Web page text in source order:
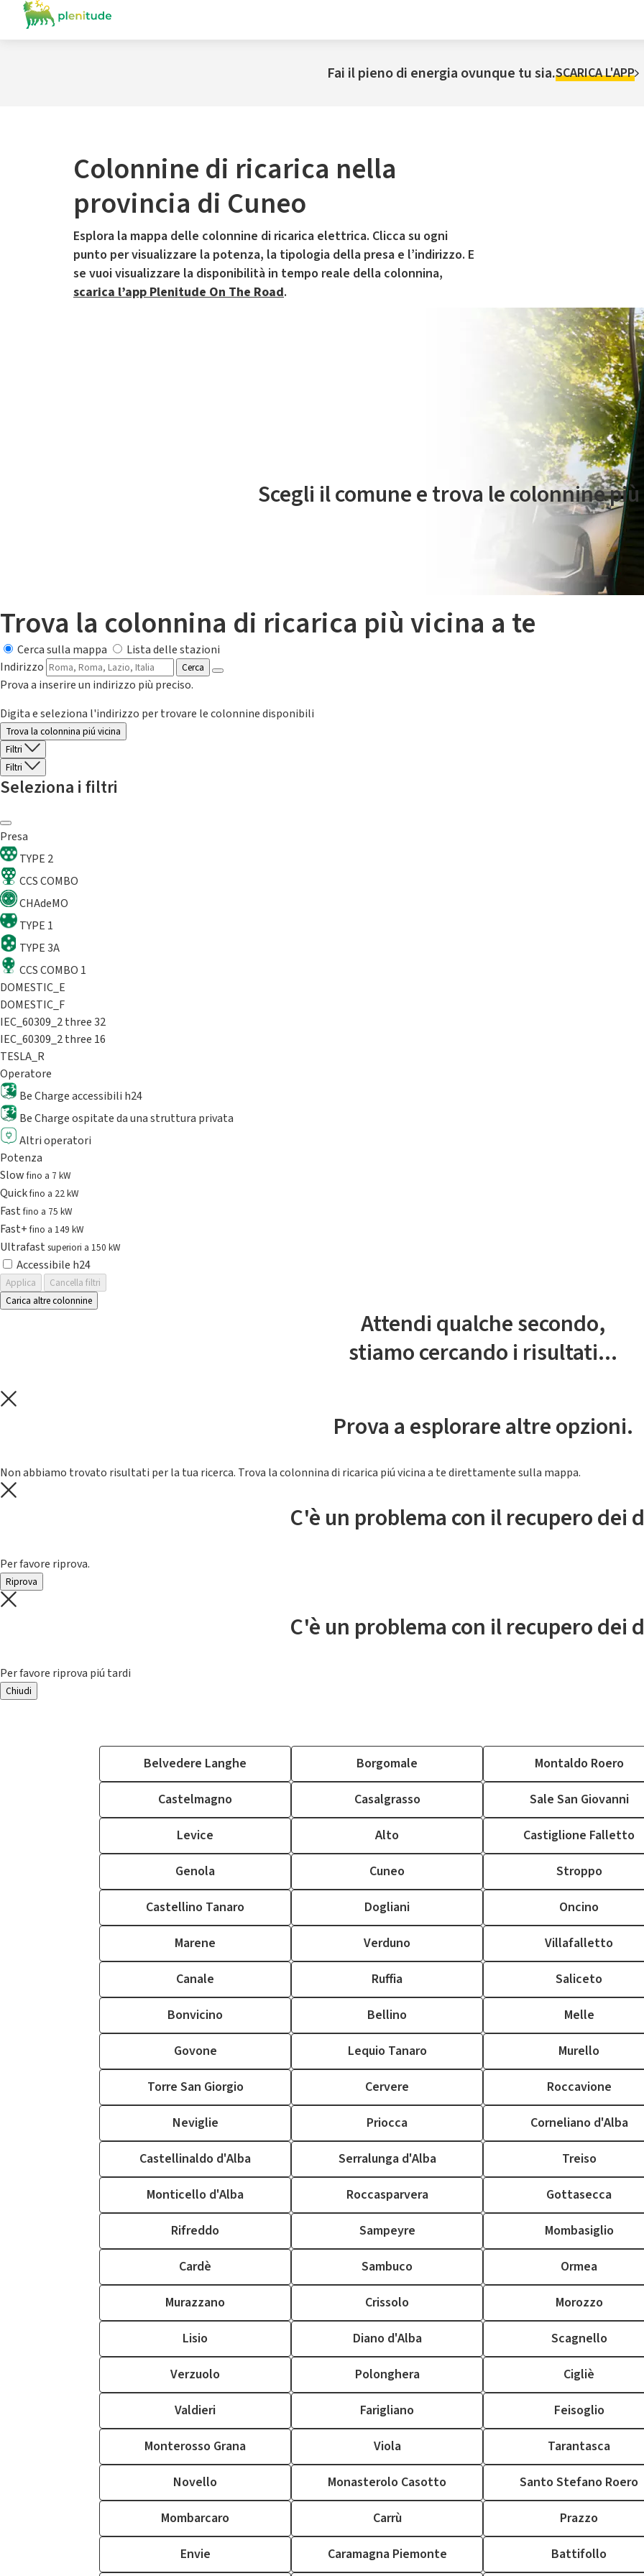
Fai il pieno di energia ovunque tu sia.SCARICA L'APP
Colonnine di ricarica nella
provincia di Cuneo
Esplora la mappa delle colonnine di ricarica elettrica. Clicca su ogni
punto per visualizzare la potenza, la tipologia della presa e l’indirizzo. E
se vuoi visualizzare la disponibilità in tempo reale della colonnina,
scarica l’app Plenitude On The Road.
Il servizio di mobilità elettrica è gestito da Plenitude On The Road
Scegli il comune e trova le colonnine
Trova la colonnina di ricarica più vicina a te
Cerca sulla mappa
Lista delle stazioni
Indirizzo
Cerca
Prova a inserire un indirizzo più preciso.
Digita e seleziona l'indirizzo per trovare le colonnine disponibili
Trova la colonnina piú vicina
Filtri
Filtri
Seleziona i filtri
Presa
TYPE 2
CCS COMBO
CHAdeMO
TYPE 1
TYPE 3A
CCS COMBO 1
DOMESTIC_E
DOMESTIC_F
IEC_60309_2 three 32
IEC_60309_2 three 16
TESLA_R
Operatore
Be Charge accessibili h24
Be Charge ospitate da una struttura privata
Altri operatori
Potenza
Slowfino a 7 kW
Quickfino a 22 kW
Fastfino a 75 kW
Fast+fino a 149 kW
Ultrafast superiori a 150 kW
Accessibile h24
Applica
Cancella filtri
Carica altre colonnine
Attendi qualche secondo,
stiamo cercando i risultati...
Prova a esplorare altre opzioni.
Non abbiamo trovato risultati per la tua ricerca. Trova la colonnina di ricarica piú vicina a te direttamente sulla mappa.
C'è un problema con il recupero dei
Per favore riprova.
Riprova
C'è un problema con il recupero dei
Per favore riprova piú tardi
Chiudi
Belvedere Langhe Borgomale
Montaldo Roero
Castelmagno
Casalgrasso
Sale San Giovanni
Levice
Alto
Castiglione Falletto
Genola
Cuneo
Stroppo
Castellino Tanaro
Dogliani
Oncino
Marene
Verduno
Villafalletto
Canale
Ruffia
Saliceto
Bonvicino
Bellino
Melle
Govone
Lequio Tanaro
Murello
Torre San Giorgio
Cervere
Roccavione
Neviglie
Priocca
Corneliano d'Alba
Castellinaldo d'Alba
Serralunga d'Alba
Treiso
Monticello d'Alba
Roccasparvera
Gottasecca
Rifreddo
Sampeyre
Mombasiglio
Cardè
Sambuco
Ormea
Murazzano
Crissolo
Morozzo
Lisio
Diano d'Alba
Scagnello
Verzuolo
Polonghera
Cigliè
Valdieri
Farigliano
Feisoglio
Monterosso Grana
Viola
Tarantasca
Novello
Monasterolo Casotto
Santo Stefano Roero
Mombarcaro
Carrù
Prazzo
Envie
Caramagna Piemonte Battifollo